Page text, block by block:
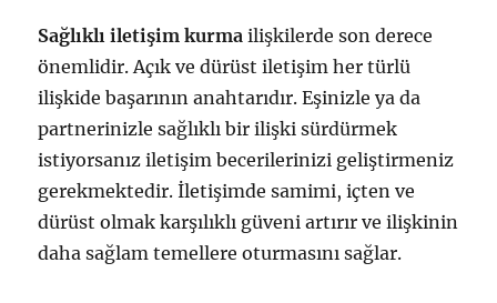
Sağlıklı iletişim kurma ilişkilerde son derece
önemlidir. Açık ve dürüst iletişim her türlü
ilişkide başarının anahtarıdır. Eşinizle ya da
partnerinizle sağlıklı bir ilişki sürdürmek
istiyorsanız iletişim becerilerinizi geliştirmeniz
gerekmektedir. İletişimde samimi, içten ve
dürüst olmak karşılıklı güveni artırır ve ilişkinin
daha sağlam temellere oturmasını sağlar.